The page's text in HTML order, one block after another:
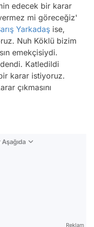
edecek bir karar
mi göreceğiz'
Yarkadaş ise,
Nuh Köklü bizim
emekçisiydi.
Katledildi
karar istiyoruz.
çıkmasını
Reklam